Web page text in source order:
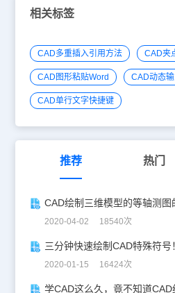
相关标签
CAD多重插入引用方法 CAD夹
CAD图形粘贴Word CAD动态
CAD单行文字快捷键
推荐 热门
CAD绘制三维模型的等轴测图
2020-04-02 18540次
三分钟快速绘制CAD特殊符号！
2020-01-15 16424次
学CAD这么久，竟不知道CAD